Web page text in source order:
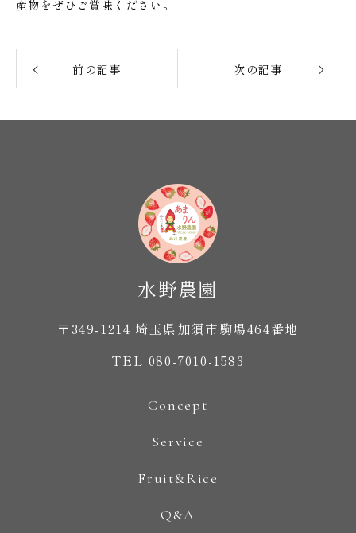
産物をぜひご賞味ください。
前の記事 次の記事
〒349-1214 埼玉県加須市駒場464番地
TEL 080-7010-1583
Concept
Service
Fruit&Rice
Q&A